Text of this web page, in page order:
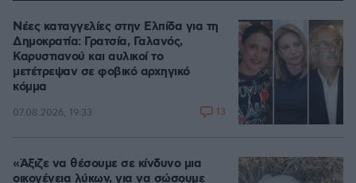
Νέες καταγγελίες στην Ελπίδα για τη
Δημοκρατία: Γρατσία, Γαλανός,
Καρυστιανού και αυλικοί το
μετέτρεψαν σε φοβικό αρχηγικό
κόμμα
07.08.2026, 19:33 13
«Άξιζε να θέσουμε σε κίνδυνο μια
οικογένεια λύκων, για να σώσουμε